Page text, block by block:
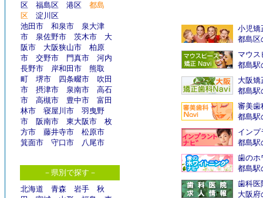
区
福島区 港区
都島
区
淀川区
池田市
和泉市
泉大津
市
泉佐野市 茨木市
大
阪市
大阪狭山市
柏原
市
交野市 門真市
河内
長野市
岸和田市
熊取
町
堺市 四条畷市
吹田
市
摂津市 泉南市
高石
市
高槻市 豊中市
富田
林市
寝屋川市
羽曳野
市
阪南市 東大阪市
枚
方市
藤井寺市
松原市
箕面市
守口市 八尾市
－県別で探す－
北海道
青森 岩手
秋
小児矯
都島区
マウス
都島駅
大阪矯
都島駅
審美歯
都島駅
インプ
都島駅
歯のホ
都島駅
歯科医
大阪府